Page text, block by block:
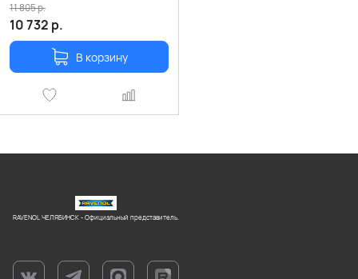
10 732 р.
11 805р.
В корзину
RAVENOL ЧЕЛЯБИНСК - Официальный представитель.